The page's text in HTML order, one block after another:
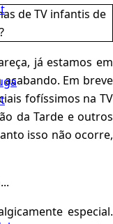
já estamos em
Em breve
fofíssimos na TV
da Tarde e outros
isso não ocorre,
especial.